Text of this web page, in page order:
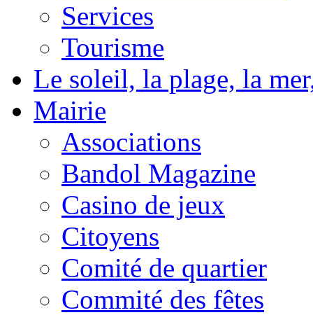
Services
Tourisme
Le soleil, la plage, la
Mairie
Associations
Bandol Magazine
Casino de jeux
Citoyens
Comité de quartier
Commité des fêtes